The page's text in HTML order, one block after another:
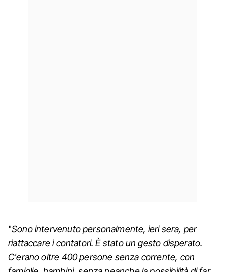
"Sono intervenuto personalmente, ieri sera, per
riattaccare i contatori. È stato un gesto disperato.
C'erano oltre 400 persone senza corrente, con